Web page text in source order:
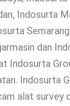
Indosurta
dan
Indosurta
Indosurta
alat survey